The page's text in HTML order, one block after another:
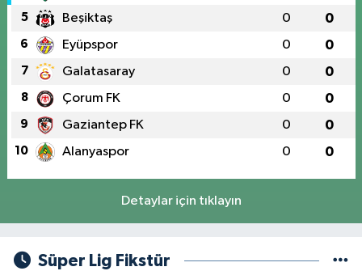
5 Beşiktaş 0 0
6 Eyüpspor 0 0
7 Galatasaray 0 0
8 Çorum FK 0 0
9 Gaziantep FK 0 0
10 Alanyaspor 0 0
Detaylar için tıklayın
Süper Lig Fikstür